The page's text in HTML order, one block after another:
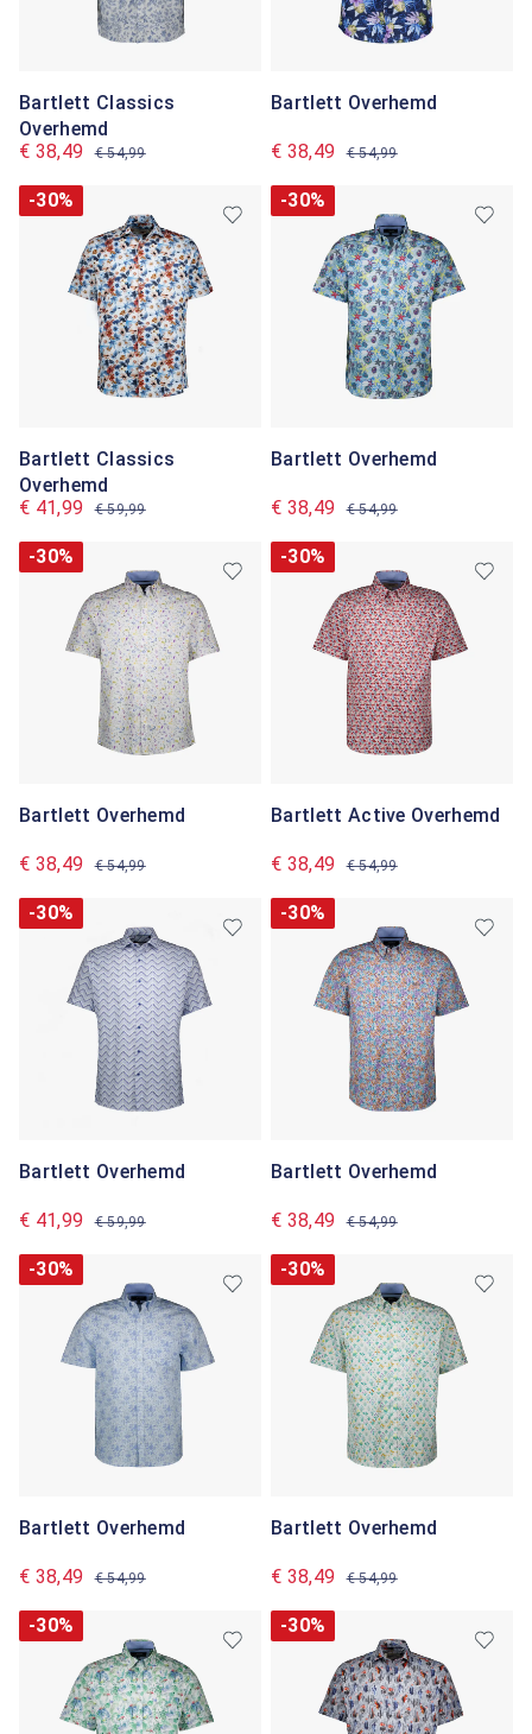
Bartlett Classics
Overhemd
€ 38,49
€ 54,99
Bartlett Overhemd
€ 38,49 € 54,99
-30%
Bartlett Classics
Overhemd
€ 41,99
€ 59,99
-30%
Bartlett Overhemd
€ 38,49 € 54,99
-30%
Bartlett Overhemd
€ 38,49 € 54,99
-30%
Bartlett Active Overhemd
€ 38,49 € 54,99
-30%
Bartlett Overhemd
€ 41,99 € 59,99
-30%
Bartlett Overhemd
€ 38,49 € 54,99
-30%
Bartlett Overhemd
€ 38,49 € 54,99
-30%
Bartlett Overhemd
€ 38,49 € 54,99
-30% -30%